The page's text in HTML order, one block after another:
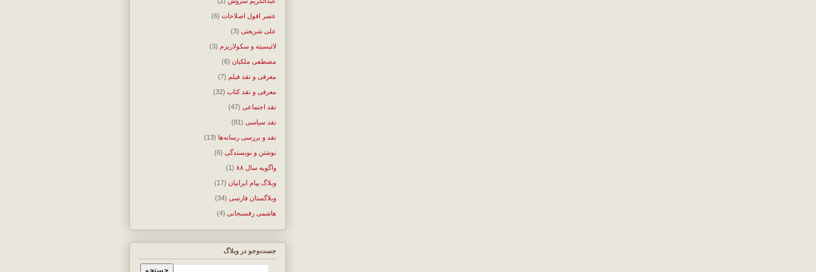
عصر افول اصلاحات (6)
علی شریعتی (3)
لائیسیته و سکولاریزم (3)
مصطفی ملکیان (6)
معرفی و نقد فیلم (7)
معرفی و نقد کتاب (32)
نقد اجتماعی (47)
نقد سیاسی (81)
نقد و بررسی رسانه‌ها (13)
نوشتن و نویسندگی (6)
واگویه سال ۸۸ (1)
وبلاگ پیام ایرانیان (17)
وبلاگستان فارسی (34)
هاشمی رفسنجانی (4)
جست‌وجو در وبلاگ